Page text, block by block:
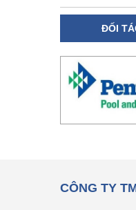
ĐỐI
CÔNG TY